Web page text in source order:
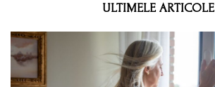
ULTIMELE ARTICOLE